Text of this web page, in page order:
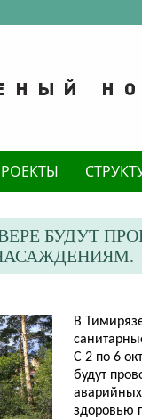
БУДУТ
В
С 2 по 6
будут
здоровью